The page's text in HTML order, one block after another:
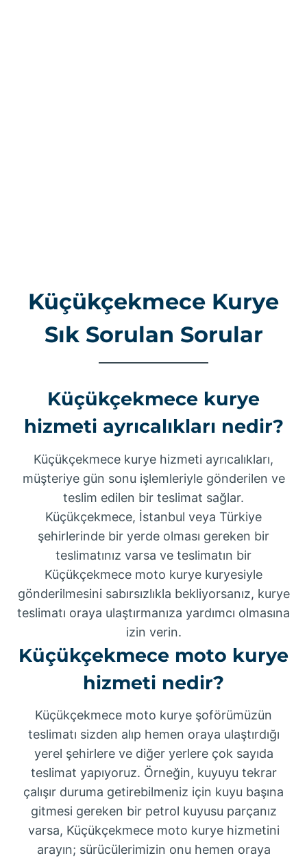
Küçükçekmece Kurye
Sık Sorulan Sorular
Küçükçekmece kurye
hizmeti ayrıcalıkları nedir?
Küçükçekmece kurye hizmeti ayrıcalıkları,
müşteriye gün sonu işlemleriyle gönderilen ve
teslim edilen bir teslimat sağlar.
Küçükçekmece, İstanbul veya Türkiye
şehirlerinde bir yerde olması gereken bir
teslimatınız varsa ve teslimatın bir
Küçükçekmece moto kurye kuryesiyle
gönderilmesini sabırsızlıkla bekliyorsanız, kurye
teslimatı oraya ulaştırmanıza yardımcı olmasına
izin verin.
Küçükçekmece moto kurye
hizmeti nedir?
Küçükçekmece moto kurye şoförümüzün
teslimatı sizden alıp hemen oraya ulaştırdığı
yerel şehirlere ve diğer yerlere çok sayıda
teslimat yapıyoruz. Örneğin, kuyuyu tekrar
çalışır duruma getirebilmeniz için kuyu başına
gitmesi gereken bir petrol kuyusu parçanız
varsa, Küçükçekmece moto kurye hizmetini
arayın; sürücülerimizin onu hemen oraya